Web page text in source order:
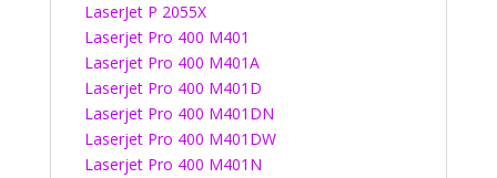
LaserJet P 2055X
Laserjet Pro 400 M401
Laserjet Pro 400 M401A
Laserjet Pro 400 M401D
Laserjet Pro 400 M401DN
Laserjet Pro 400 M401DW
Laserjet Pro 400 M401N